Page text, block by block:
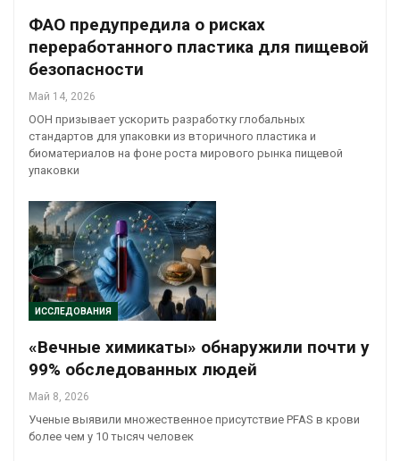
ФАО предупредила о рисках
переработанного пластика для пищевой
безопасности
Май 14, 2026
ООН призывает ускорить разработку глобальных
стандартов для упаковки из вторичного пластика и
биоматериалов на фоне роста мирового рынка пищевой
упаковки
ИССЛЕДОВАНИЯ
«Вечные химикаты» обнаружили почти у
99% обследованных людей
Май 8, 2026
Ученые выявили множественное присутствие PFAS в крови
более чем у 10 тысяч человек